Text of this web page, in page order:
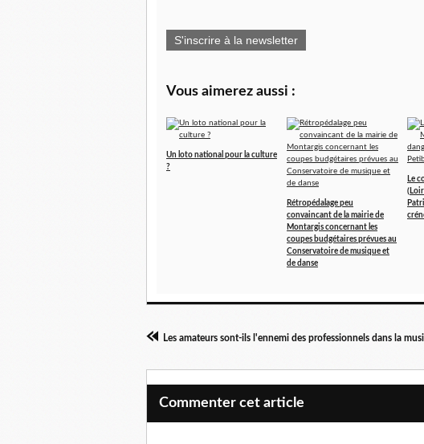
S'inscrire à la newsletter
Vous aimerez aussi :
Un loto national pour la culture
?
Rétropédalage peu
convaincant de la mairie de
Montargis concernant les
coupes budgétaires prévues au
Conservatoire de musique et
de danse
Le
Les amateurs sont-ils l'ennemi des professionnels dans la
Commenter cet article